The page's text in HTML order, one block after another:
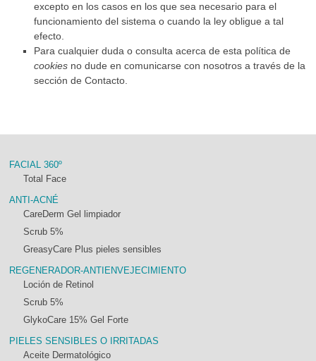
excepto en los casos en los que sea necesario para el
funcionamiento del sistema o cuando la ley obligue a tal
efecto.
Para cualquier duda o consulta acerca de esta política de
cookies no dude en comunicarse con nosotros a través de la
sección de Contacto.
FACIAL 360º
Total Face
ANTI-ACNÉ
CareDerm Gel limpiador
Scrub 5%
GreasyCare Plus pieles sensibles
REGENERADOR-ANTIENVEJECIMIENTO
Loción de Retinol
Scrub 5%
GlykoCare 15% Gel Forte
PIELES SENSIBLES O IRRITADAS
Aceite Dermatológico